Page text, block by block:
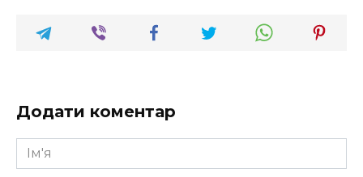
Додати коментар
Ім'я
*